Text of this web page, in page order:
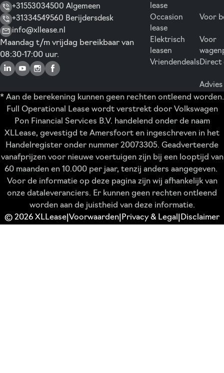
+31553034500 Algemeen
+31334549560 Berijdersdesk
info@xllease.nl
Maandag t/m vrijdag bereikbaar van
08:30-17:00 uur.
lease
Occasion
lease
Elektrisch
leasen
Vriendendeals
Voor
Voor
Direct
* Aan de berekening kunnen geen rechten ontleend worden.
Full Operational Lease wordt verstrekt door Volkswagen
Pon Financial Services B.V. handelend onder de naam
XLLease, gevestigd te Amersfoort en ingeschreven in het
Handelregister onder nummer 20073305. Geadverteerde
vanafprijzen voor nieuwe voertuigen zijn bij een looptijd van
60 maanden en 10.000 per jaar, tenzij anders aangegeven.
Voor de informatie op deze pagina zijn wij afhankelijk van
onze dataleveranciers. Er kunnen geen rechten ontleend
worden aan de juistheid van deze informatie.
© 2026 XLLease Voorwaarden Privacy & Legal Disclaimer